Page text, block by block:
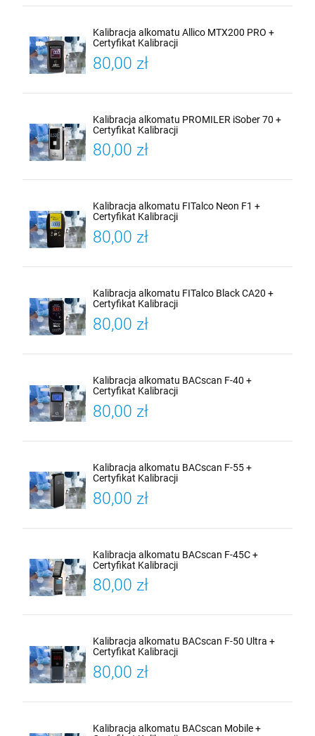
Kalibracja alkomatu Allico MTX200 PRO +
Certyfikat Kalibracji
80,00 zł
Kalibracja alkomatu PROMILER iSober 70 +
Certyfikat Kalibracji
80,00 zł
Kalibracja alkomatu FITalco Neon F1 +
Certyfikat Kalibracji
80,00 zł
Kalibracja alkomatu FITalco Black CA20 +
Certyfikat Kalibracji
80,00 zł
Kalibracja alkomatu BACscan F-40 +
Certyfikat Kalibracji
80,00 zł
Kalibracja alkomatu BACscan F-55 +
Certyfikat Kalibracji
80,00 zł
Kalibracja alkomatu BACscan F-45C +
Certyfikat Kalibracji
80,00 zł
Kalibracja alkomatu BACscan F-50 Ultra +
Certyfikat Kalibracji
80,00 zł
Kalibracja alkomatu BACscan Mobile +